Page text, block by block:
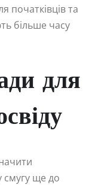
початківців та
більше часу
для
смугу ще до